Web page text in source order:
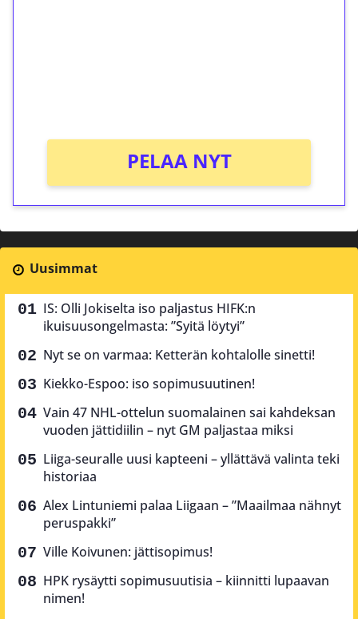
PELAA NYT
Uusimmat
IS: Olli Jokiselta iso paljastus HIFK:n
ikuisuusongelmasta: ”Syitä löytyi”
Nyt se on varmaa: Ketterän kohtalolle sinetti!
Kiekko-Espoo: iso sopimusuutinen!
Vain 47 NHL-ottelun suomalainen sai kahdeksan
vuoden jättidiilin – nyt GM paljastaa miksi
Liiga-seuralle uusi kapteeni – yllättävä valinta teki
historiaa
Alex Lintuniemi palaa Liigaan – ”Maailmaa nähnyt
peruspakki”
Ville Koivunen: jättisopimus!
HPK rysäytti sopimusuutisia – kiinnitti lupaavan
nimen!